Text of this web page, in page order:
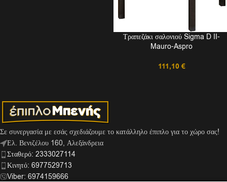
Τραπεζάκι σαλονιού Sigma D II-
Mauro-Aspro
111,10 €
Σε συνεργασία με εσάς σχεδιάζουμε το κατάλληλο έπιπλο για το χώρο σας!
Ελ. Βενιζέλου 160, Αλεξάνδρεια
Σταθερό: 2333027114
Κινητό: 6977529713
Viber: 6974159666